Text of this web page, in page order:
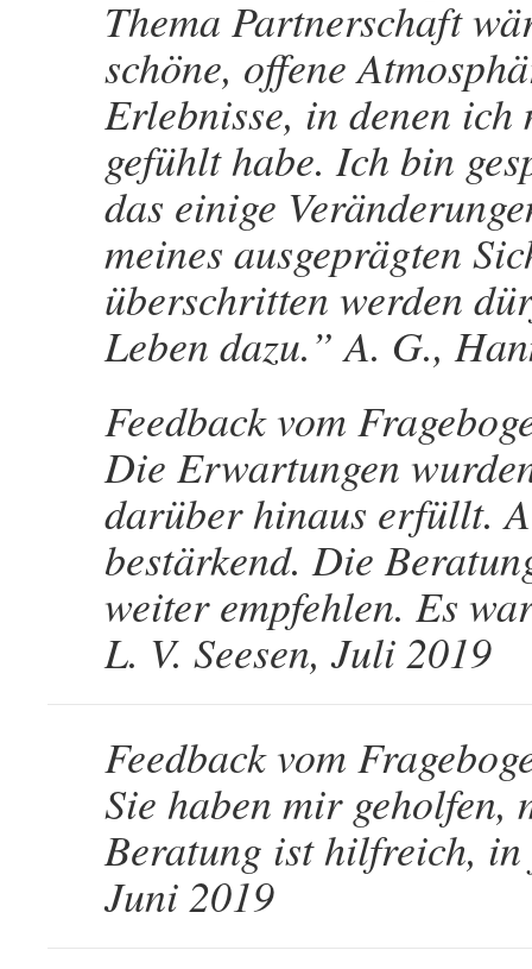
Thema Partnerschaft
schöne, offene
Erlebnisse, in denen ich
gefühlt habe. Ich bin
das einige
meines ausgeprägten
überschritten werden
Leben dazu.” A. G.,
Feedback vom
Die Erwartungen
darüber hinaus erfüllt.
bestärkend. Die
weiter empfehlen. Es
L. V. Seesen, Juli 2019
Feedback vom
Sie haben mir geholfen,
Beratung ist hilfreich,
Juni 2019